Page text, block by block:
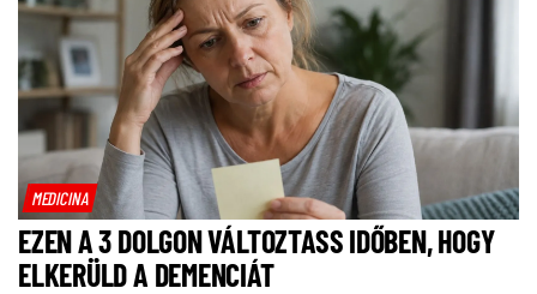
MEDICINA
EZEN A 3 DOLGON VÁLTOZTASS IDŐBEN, HOGY
ELKERÜLD A DEMENCIÁT